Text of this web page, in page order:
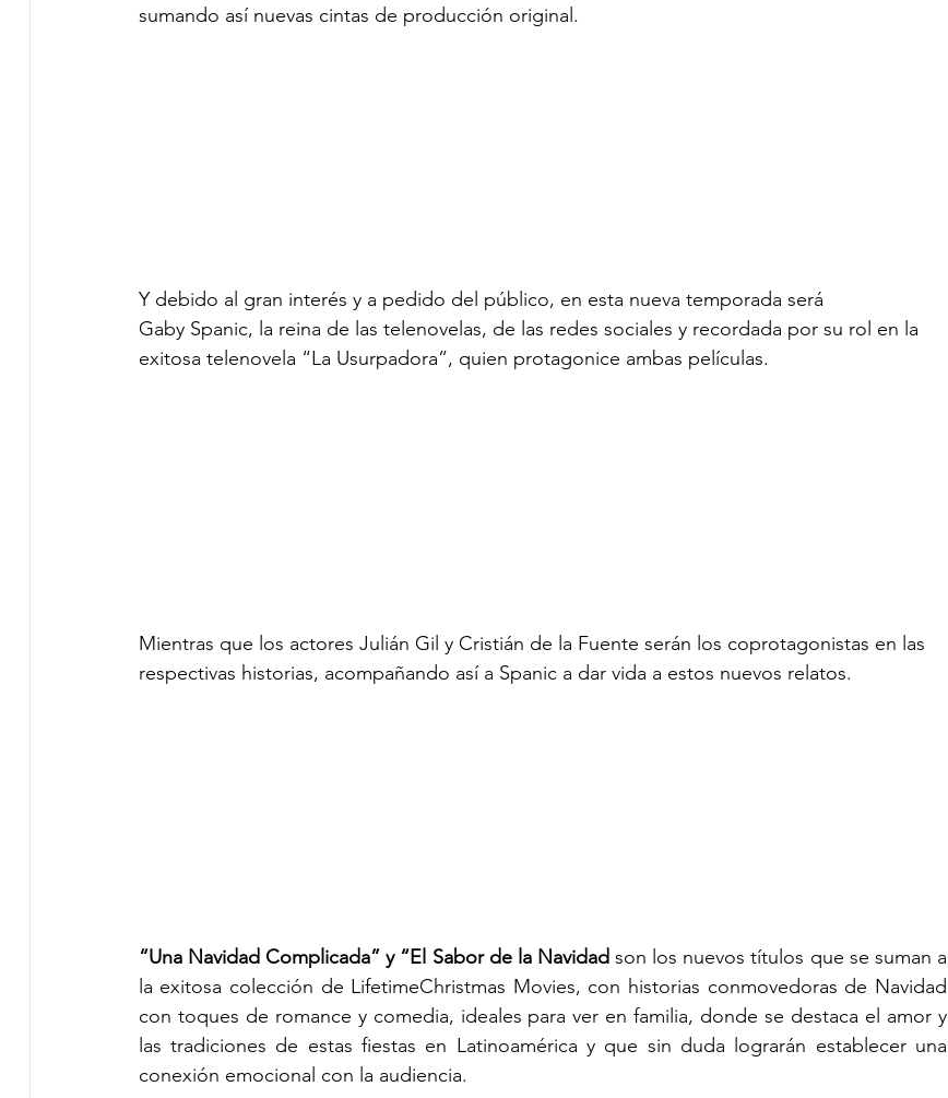
sumando así nuevas cintas de producción original.
Y debido al gran interés y a pedido del público, en esta nueva temporada será
Gaby Spanic, la reina de las telenovelas, de las redes sociales y recordada por su rol en la
exitosa telenovela “La Usurpadora”, quien protagonice ambas películas.
Mientras que los actores Julián Gil y Cristián de la Fuente serán los coprotagonistas en las
respectivas historias, acompañando así a Spanic a dar vida a estos nuevos relatos.
“Una Navidad Complicada” y “El Sabor de la Navidad son los nuevos títulos que se suman a
la exitosa colección de LifetimeChristmas Movies, con historias conmovedoras de Navidad
con toques de romance y comedia, ideales para ver en familia, donde se destaca el amor y
las tradiciones de estas fiestas en Latinoamérica y que sin duda lograrán establecer una
conexión emocional con la audiencia.